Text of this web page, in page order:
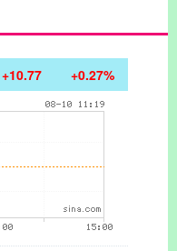
+10.77 +0.27%